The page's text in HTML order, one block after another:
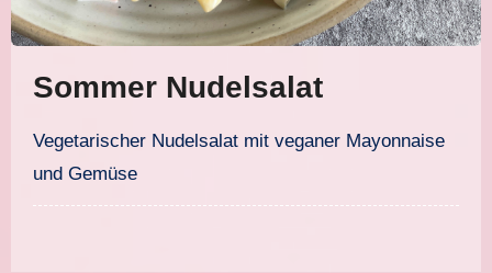
Sommer Nudelsalat
Vegetarischer Nudelsalat mit veganer Mayonnaise
und Gemüse